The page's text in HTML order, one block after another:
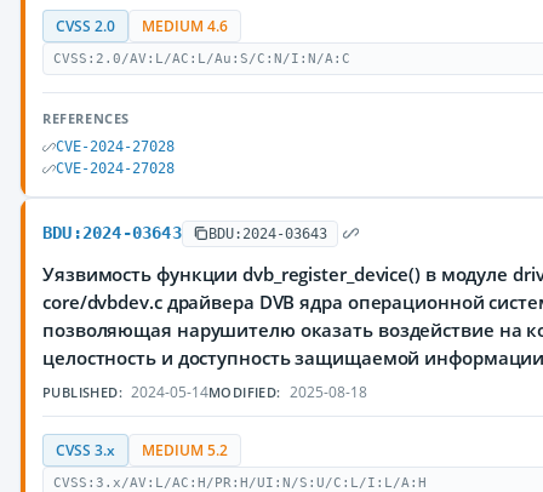
CVSS 2.0 MEDIUM 4.6
CVSS:2.0/AV:L/AC:L/Au:S/C:N/I:N/A:C
REFERENCES
CVE-2024-27028
CVE-2024-27028
BDU:2024-03643 BDU:2024-03643
Уязвимость функции dvb_register_device() в модуле
core/dvbdev.c драйвера DVB ядра операционной
позволяющая нарушителю оказать воздействие на
целостность и доступность защищаемой
PUBLISHED: 2024-05-14MODIFIED: 2025-08-18
CVSS 3.x MEDIUM 5.2
CVSS:3.x/AV:L/AC:H/PR:H/UI:N/S:U/C:L/I:L/A:H